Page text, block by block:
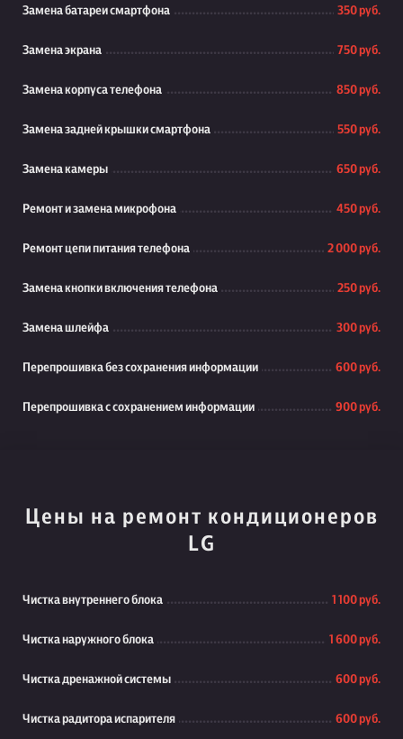
Замена батареи смартфона 350 руб.
Замена экрана 750 руб.
Замена корпуса телефона 850 руб.
Замена задней крышки смартфона 550 руб.
Замена камеры 650 руб.
Ремонт и замена микрофона 450 руб.
Ремонт цепи питания телефона 2 000 руб.
Замена кнопки включения телефона 250 руб.
Замена шлейфа 300 руб.
Перепрошивка без сохранения информации 600 руб.
Перепрошивка с сохранением информации 900 руб.
Цены на ремонт кондиционеров
LG
Чистка внутреннего блока 1 100 руб.
Чистка наружного блока 1 600 руб.
Чистка дренажной системы 600 руб.
Чистка радитора испарителя 600 руб.